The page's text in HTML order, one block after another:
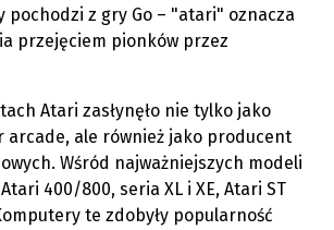
pochodzi z gry Go – "atari" oznacza
przejęciem pionków przez
Atari zasłynęło nie tylko jako
arcade, ale również jako producent
Wśród najważniejszych modeli
400/800, seria XL i XE, Atari ST
te zdobyły popularność